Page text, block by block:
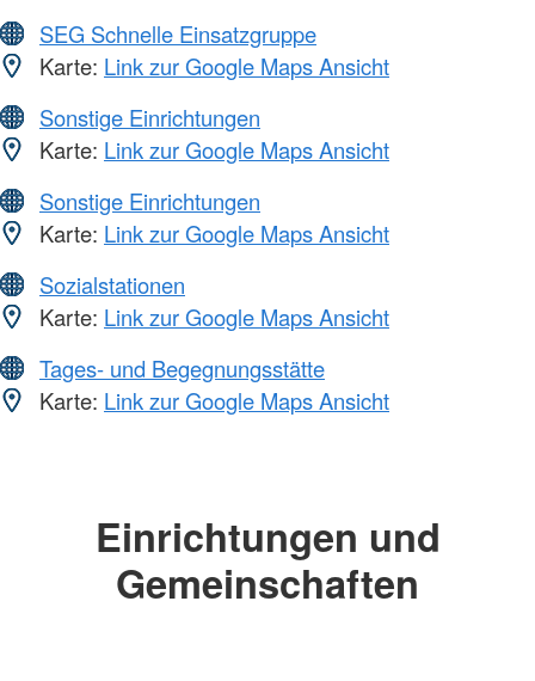
SEG Schnelle Einsatzgruppe
Karte: Link zur Google Maps Ansicht
Sonstige Einrichtungen
Karte: Link zur Google Maps Ansicht
Sonstige Einrichtungen
Karte: Link zur Google Maps Ansicht
Sozialstationen
Karte: Link zur Google Maps Ansicht
Tages- und Begegnungsstätte
Karte: Link zur Google Maps Ansicht
Einrichtungen und
Gemeinschaften